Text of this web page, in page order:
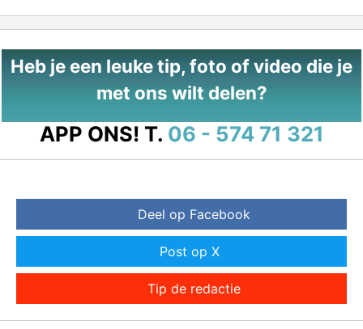
Heb je een leuke tip, foto of video die je
met ons wilt delen?
APP ONS! T. 06 - 574 71 321
Deel op Facebook
Post op X
Tip de redactie